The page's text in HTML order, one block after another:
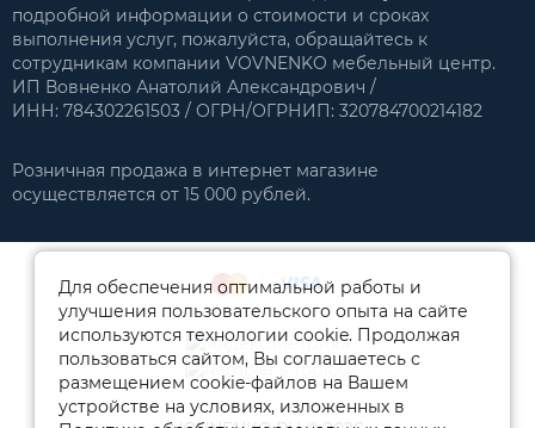
подробной информации о стоимости и сроках
выполнения услуг, пожалуйста, обращайтесь к
сотрудникам компании VOVNENKO мебельный центр.
ИП Вовненко Анатолий Александрович /
ИНН: 784302261503 / ОГРН/ОГРНИП: 320784700214182
Розничная продажа в интернет магазине
осуществляется от 15 000 рублей.
Для обеспечения оптимальной работы и
улучшения пользовательского опыта на сайте
используются технологии cookie. Продолжая
пользоваться сайтом, Вы соглашаетесь с
размещением cookie-файлов на Вашем
устройстве на условиях, изложенных в